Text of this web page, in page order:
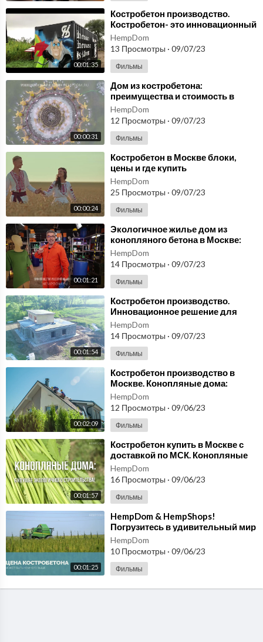
00:01:35
⁣Костробетон производство.
Костробетон- это инновационный
материал, конкурент по
прочности с бетоном.
HempDom
13 Просмотры · 09/07/23
Фильмы
00:00:31
⁣Дом из костробетона:
преимущества и стоимость в
Москве. Костробетон блоки
купить Конопляный в Москве
HempDom
12 Просмотры · 09/07/23
Фильмы
00:00:24
⁣Костробетон в Москве блоки,
цены и где купить
HempDom
25 Просмотры · 09/07/23
Фильмы
00:01:21
⁣Экологичное жилье дом из
конопляного бетона в Москве:
новый тренд в строительстве
России
HempDom
14 Просмотры · 09/07/23
Фильмы
00:01:54
⁣Костробетон производство.
Инновационное решение для
экологически здорового образа
жизни.
HempDom
14 Просмотры · 09/07/23
Фильмы
00:02:09
⁣Костробетон производство в
Москве. Конопляные дома:
Сочетание экологии, комфорта и
инноваций!
HempDom
12 Просмотры · 09/06/23
Фильмы
00:01:57
⁣Костробетон купить в Москве с
доставкой по МСК. Конопляные
дома: Будущее экологичного
строительства!
HempDom
16 Просмотры · 09/06/23
Фильмы
00:01:25
⁣HempDom & HempShops!
Погрузитесь в удивительный мир
конопли! Костробетон
производство в Москве
HempDom
10 Просмотры · 09/06/23
Фильмы